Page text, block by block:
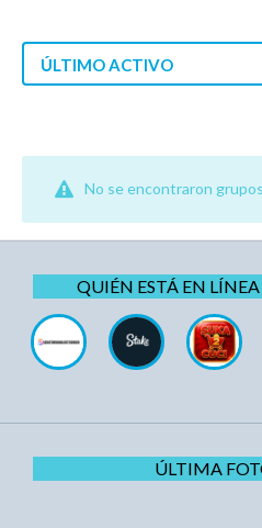
ÚLTIMO ACTIVO
No se encontraron
QUIÉN ESTÁ EN
ÚLTIMA